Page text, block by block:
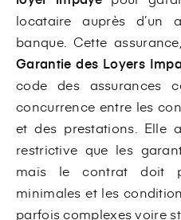
locataire auprès d’un
banque. Cette
Garantie des Loyers
code des assurances
concurrence entre les
et des prestations. Elle
restrictive que les
mais le contrat doit
minimales et les
parfois complexes voire